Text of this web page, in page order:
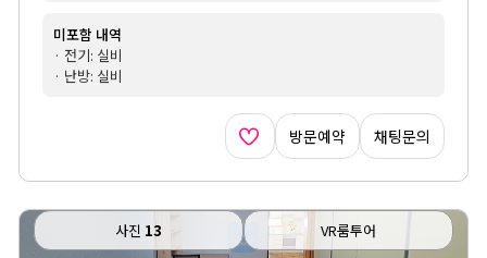
미포함 내역
· 전기: 실비
· 난방: 실비
방문예약 채팅문의
사진 13 VR룸투어